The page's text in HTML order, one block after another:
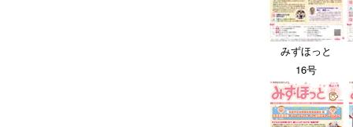
みずほっと
16号